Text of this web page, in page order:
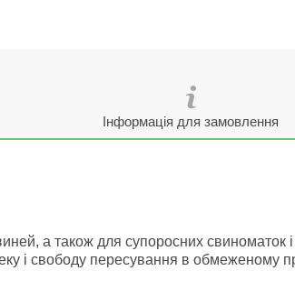
Інформація для замовлення
а також для супоросних свиноматок
і свободу пересування в обмеженому